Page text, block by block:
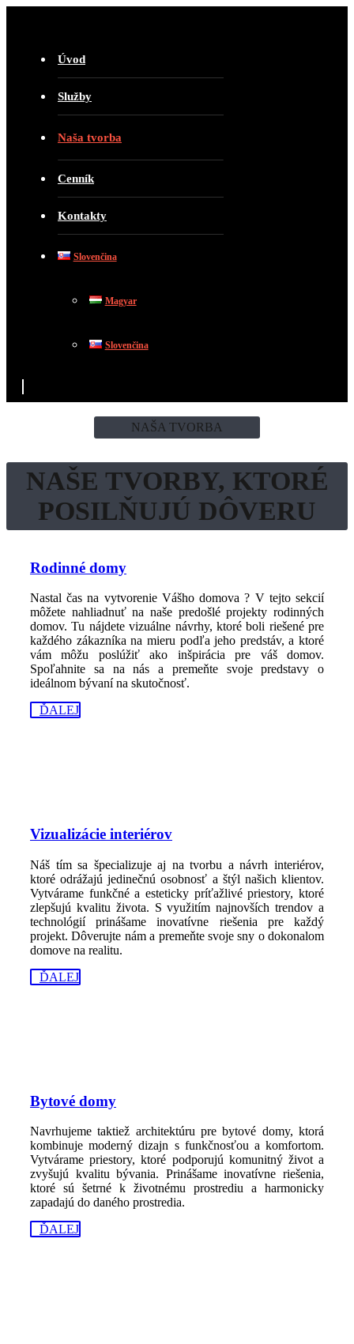
Úvod
Služby
Naša tvorba
Cenník
Kontakty
Slovenčina
Magyar
Slovenčina
NAŠA TVORBA
NAŠE TVORBY, KTORÉ
POSILŇUJÚ DÔVERU
Rodinné domy
Nastal čas na vytvorenie Vášho domova ? V tejto sekcií
môžete nahliadnuť na naše predošlé projekty rodinných
domov. Tu nájdete vizuálne návrhy, ktoré boli riešené pre
každého zákazníka na mieru podľa jeho predstáv, a ktoré
vám môžu poslúžiť ako inšpirácia pre váš domov.
Spoľahnite sa na nás a premeňte svoje predstavy o
ideálnom bývaní na skutočnosť.
ĎALEJ
Vizualizácie interiérov
Náš tím sa špecializuje aj na tvorbu a návrh interiérov,
ktoré odrážajú jedinečnú osobnosť a štýl našich klientov.
Vytvárame funkčné a esteticky príťažlivé priestory, ktoré
zlepšujú kvalitu života. S využitím najnovších trendov a
technológií prinášame inovatívne riešenia pre každý
projekt. Dôverujte nám a premeňte svoje sny o dokonalom
domove na realitu.
ĎALEJ
Bytové domy
Navrhujeme taktiež architektúru pre bytové domy, ktorá
kombinuje moderný dizajn s funkčnosťou a komfortom.
Vytvárame priestory, ktoré podporujú komunitný život a
zvyšujú kvalitu bývania. Prinášame inovatívne riešenia,
ktoré sú šetrné k životnému prostrediu a harmonicky
zapadajú do daného prostredia.
ĎALEJ